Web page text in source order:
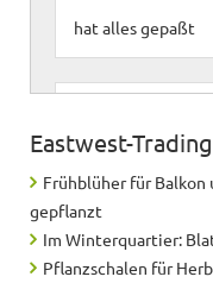
hat alles gepaßt
In Kombination
wunderbar. Habe
Eastwest-
Frühblüher für Balkon
gepflanzt
Im Winterquartier:
Pflanzschalen für